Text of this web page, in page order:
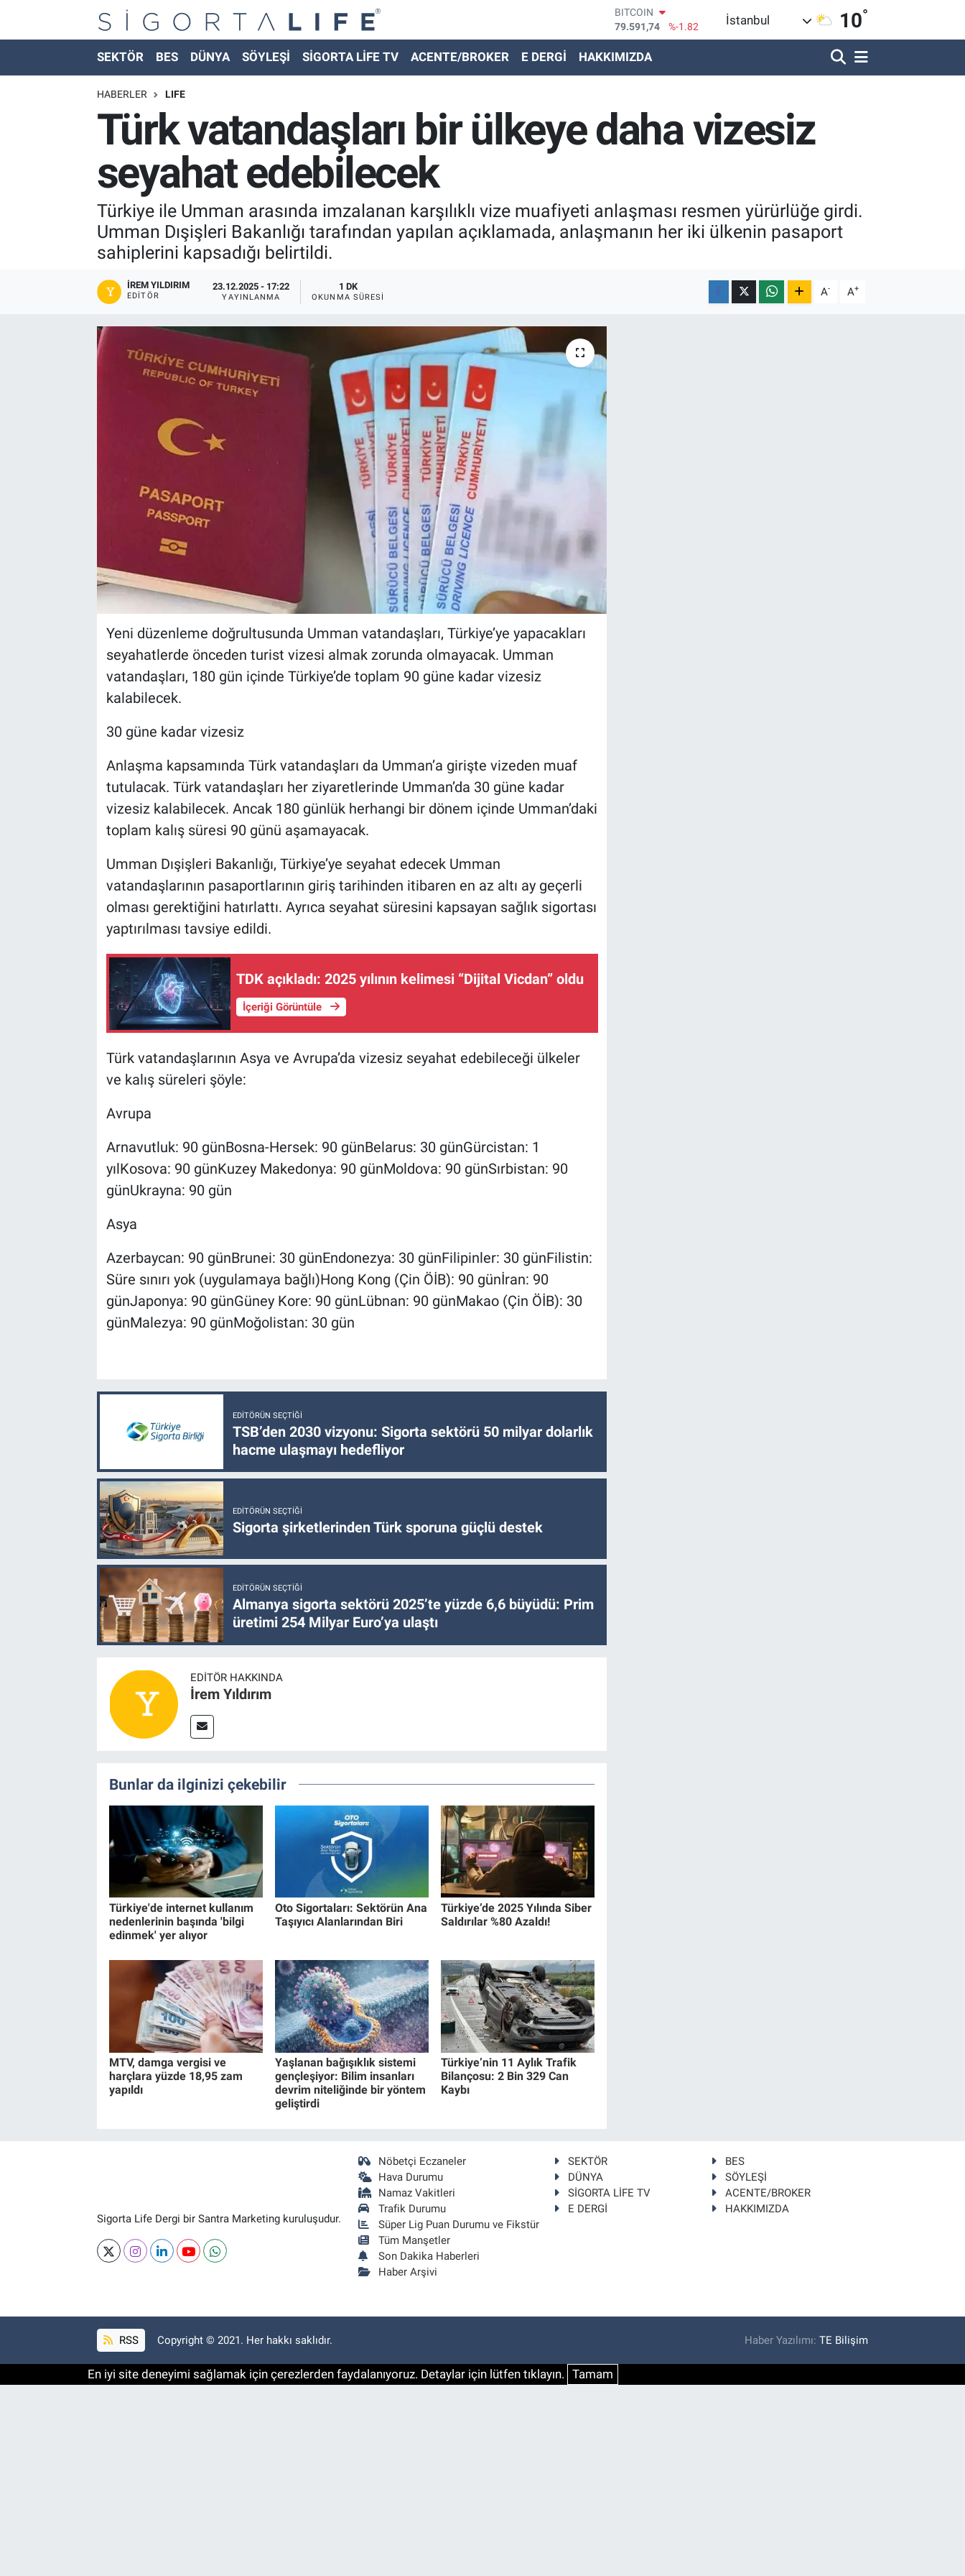
BITCOIN
79.591,74
%-1.82
DOLAR
45,43620
EURO
53,38690 %0.19
G.ALTIN
6862,09000
%0.19
İstanbul 10°
SEKTÖR BES DÜNYA SÖYLEŞİ SİGORTA LİFE TV ACENTE/BROKER E DERGİ HAKKIMIZDA
HABERLER LIFE
Türk vatandaşları bir ülkeye daha vizesiz
seyahat edebilecek
Türkiye ile Umman arasında imzalanan karşılıklı vize muafiyeti anlaşması resmen yürürlüğe girdi.
Umman Dışişleri Bakanlığı tarafından yapılan açıklamada, anlaşmanın her iki ülkenin pasaport
sahiplerini kapsadığı belirtildi.
İREM YILDIRIM
EDITÖR
23.12.2025 - 17:22
YAYINLANMA
1 DK
OKUNMA SÜRESI A- A+
Yeni düzenleme doğrultusunda Umman vatandaşları, Türkiye’ye yapacakları
seyahatlerde önceden turist vizesi almak zorunda olmayacak. Umman
vatandaşları, 180 gün içinde Türkiye’de toplam 90 güne kadar vizesiz
kalabilecek.
30 güne kadar vizesiz
Anlaşma kapsamında Türk vatandaşları da Umman’a girişte vizeden muaf
tutulacak. Türk vatandaşları her ziyaretlerinde Umman’da 30 güne kadar
vizesiz kalabilecek. Ancak 180 günlük herhangi bir dönem içinde Umman’daki
toplam kalış süresi 90 günü aşamayacak.
Umman Dışişleri Bakanlığı, Türkiye’ye seyahat edecek Umman
vatandaşlarının pasaportlarının giriş tarihinden itibaren en az altı ay geçerli
olması gerektiğini hatırlattı. Ayrıca seyahat süresini kapsayan sağlık sigortası
yaptırılması tavsiye edildi.
TDK açıkladı: 2025 yılının kelimesi “Dijital Vicdan” oldu
İçeriği Görüntüle
Türk vatandaşlarının Asya ve Avrupa’da vizesiz seyahat edebileceği ülkeler
ve kalış süreleri şöyle:
Avrupa
Arnavutluk: 90 günBosna-Hersek: 90 günBelarus: 30 günGürcistan: 1
yılKosova: 90 günKuzey Makedonya: 90 günMoldova: 90 günSırbistan: 90
günUkrayna: 90 gün
Asya
Azerbaycan: 90 günBrunei: 30 günEndonezya: 30 günFilipinler: 30 günFilistin:
Süre sınırı yok (uygulamaya bağlı)Hong Kong (Çin ÖİB): 90 günİran: 90
günJaponya: 90 günGüney Kore: 90 günLübnan: 90 günMakao (Çin ÖİB): 30
günMalezya: 90 günMoğolistan: 30 gün
EDITÖRÜN SEÇTIĞI
TSB’den 2030 vizyonu: Sigorta sektörü 50 milyar dolarlık
hacme ulaşmayı hedefliyor
EDITÖRÜN SEÇTIĞI
Sigorta şirketlerinden Türk sporuna güçlü destek
EDITÖRÜN SEÇTIĞI
Almanya sigorta sektörü 2025’te yüzde 6,6 büyüdü: Prim
üretimi 254 Milyar Euro’ya ulaştı
EDITÖR HAKKINDA
İrem Yıldırım
Bunlar da ilginizi çekebilir
Türkiye'de internet kullanım
nedenlerinin başında 'bilgi
edinmek' yer alıyor
Oto Sigortaları: Sektörün Ana
Taşıyıcı Alanlarından Biri
Türkiye’de 2025 Yılında Siber
Saldırılar %80 Azaldı!
MTV, damga vergisi ve
harçlara yüzde 18,95 zam
yapıldı
Yaşlanan bağışıklık sistemi
gençleşiyor: Bilim insanları
devrim niteliğinde bir yöntem
geliştirdi
Türkiye’nin 11 Aylık Trafik
Bilançosu: 2 Bin 329 Can
Kaybı
Sigorta Life Dergi bir Santra Marketing kuruluşudur.
Nöbetçi Eczaneler
Hava Durumu
Namaz Vakitleri
Trafik Durumu
Süper Lig Puan Durumu ve Fikstür
Tüm Manşetler
Son Dakika Haberleri
Haber Arşivi
SEKTÖR
BES
DÜNYA
SÖYLEŞİ
SİGORTA LİFE TV
ACENTE/BROKER
E DERGİ
HAKKIMIZDA
RSS Copyright © 2021. Her hakkı saklıdır. Haber Yazılımı:TE Bilişim
En iyi site deneyimi sağlamak için çerezlerden faydalanıyoruz. Detaylar için lütfen tıklayın. Tamam
Nöbetçi Eczaneler
Hava Durumu
Trafik Durumu
Süper Lig Puan Durumu ve Fikstür
Tüm Manşetler